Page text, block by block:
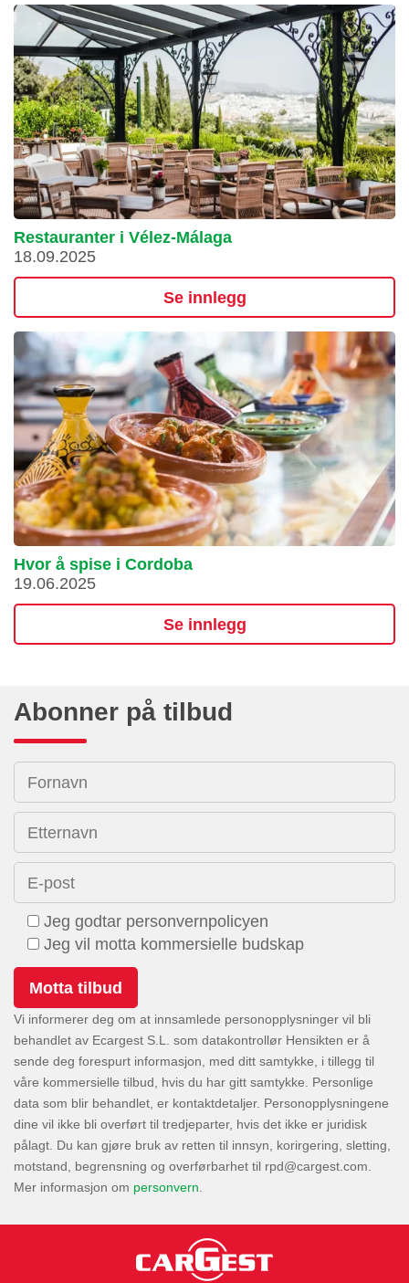
Restauranter i Vélez-Málaga
18.09.2025
Se innlegg
Hvor å spise i Cordoba
19.06.2025
Se innlegg
Abonner på tilbud
Fornavn
Etternavn
E-post
Jeg godtar personvernpolicyen
Jeg vil motta kommersielle budskap
Vi informerer deg om at innsamlede personopplysninger vil bli
behandlet av Ecargest S.L. som datakontrollør Hensikten er å
sende deg forespurt informasjon, med ditt samtykke, i tillegg til
våre kommersielle tilbud, hvis du har gitt samtykke. Personlige
data som blir behandlet, er kontaktdetaljer. Personopplysningene
dine vil ikke bli overført til tredjeparter, hvis det ikke er juridisk
pålagt. Du kan gjøre bruk av retten til innsyn, korirgering, sletting,
motstand, begrensning og overførbarhet til
.
Mer informasjon om personvern.